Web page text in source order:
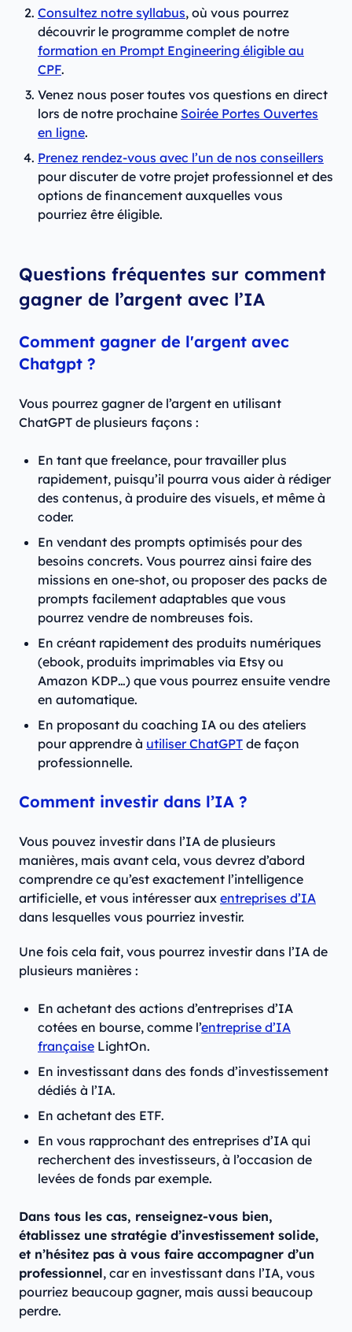
Consultez notre syllabus, où vous pourrez
découvrir le programme complet de notre
formation en Prompt Engineering éligible au
CPF.
Venez nous poser toutes vos questions en direct
lors de notre prochaine Soirée Portes Ouvertes
en ligne.
Prenez rendez-vous avec l’un de nos conseillers
pour discuter de votre projet professionnel et des
options de financement auxquelles vous
pourriez être éligible.
Questions fréquentes sur comment
gagner de l’argent avec l’IA
Comment gagner de l'argent avec
Chatgpt ?
Vous pourrez gagner de l’argent en utilisant
ChatGPT de plusieurs façons :
En tant que freelance, pour travailler plus
rapidement, puisqu’il pourra vous aider à rédiger
des contenus, à produire des visuels, et même à
coder.
En vendant des prompts optimisés pour des
besoins concrets. Vous pourrez ainsi faire des
missions en one-shot, ou proposer des packs de
prompts facilement adaptables que vous
pourrez vendre de nombreuses fois.
En créant rapidement des produits numériques
(ebook, produits imprimables via Etsy ou
Amazon KDP…) que vous pourrez ensuite vendre
en automatique.
En proposant du coaching IA ou des ateliers
pour apprendre à utiliser ChatGPT de façon
professionnelle.
Comment investir dans l’IA ?
Vous pouvez investir dans l’IA de plusieurs
manières, mais avant cela, vous devrez d’abord
comprendre ce qu’est exactement l’intelligence
artificielle, et vous intéresser aux entreprises d’IA
dans lesquelles vous pourriez investir.
Une fois cela fait, vous pourrez investir dans l’IA de
plusieurs manières :
En achetant des actions d’entreprises d’IA
cotées en bourse, comme l’entreprise d’IA
française LightOn.
En investissant dans des fonds d’investissement
dédiés à l’IA.
En achetant des ETF.
En vous rapprochant des entreprises d’IA qui
recherchent des investisseurs, à l’occasion de
levées de fonds par exemple.
Dans tous les cas, renseignez-vous bien,
établissez une stratégie d’investissement solide,
et n’hésitez pas à vous faire accompagner d’un
professionnel, car en investissant dans l’IA, vous
pourriez beaucoup gagner, mais aussi beaucoup
perdre.